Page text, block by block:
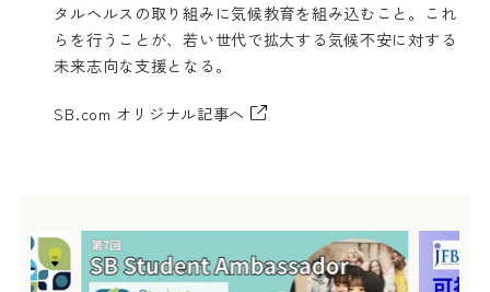
タルヘルスの取り組みに気候教育を組み込むこと。これ
らを行うことが、若い世代で拡大する気候不安に対する
未来志向な支援となる。
SB.com オリジナル記事へ